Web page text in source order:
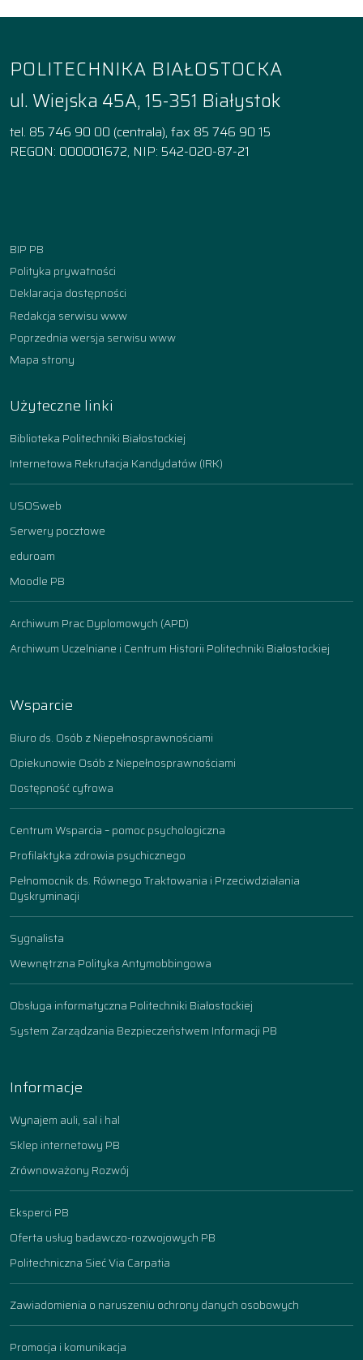
POLITECHNIKA BIAŁOSTOCKA
ul. Wiejska 45A, 15-351 Białystok
tel. 85 746 90 00 (centrala), fax 85 746 90 15
REGON: 000001672, NIP: 542-020-87-21
BIP PB
Polityka prywatności
Deklaracja dostępności
Redakcja serwisu www
Poprzednia wersja serwisu www
Mapa strony
Użyteczne linki
Biblioteka Politechniki Białostockiej
Internetowa Rekrutacja Kandydatów (IRK)
USOSweb
Serwery pocztowe
eduroam
Moodle PB
Archiwum Prac Dyplomowych (APD)
Archiwum Uczelniane i Centrum Historii Politechniki Białostockiej
Wsparcie
Biuro ds. Osób z Niepełnosprawnościami
Opiekunowie Osób z Niepełnosprawnościami
Dostępność cyfrowa
Centrum Wsparcia – pomoc psychologiczna
Profilaktyka zdrowia psychicznego
Pełnomocnik ds. Równego Traktowania i Przeciwdziałania
Dyskryminacji
Sygnalista
Wewnętrzna Polityka Antymobbingowa
Obsługa informatyczna Politechniki Białostockiej
System Zarządzania Bezpieczeństwem Informacji PB
Informacje
Wynajem auli, sal i hal
Sklep internetowy PB
Zrównoważony Rozwój
Eksperci PB
Oferta usług badawczo-rozwojowych PB
Politechniczna Sieć Via Carpatia
Zawiadomienia o naruszeniu ochrony danych osobowych
Promocja i komunikacja